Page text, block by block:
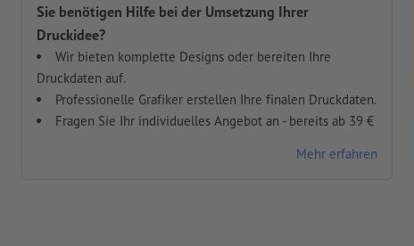
Sie benötigen Hilfe bei der Umsetzung Ihrer
Druckidee?
Wir bieten komplette Designs oder bereiten Ihre
Druckdaten auf.
Professionelle Grafiker erstellen Ihre finalen Druckdaten.
Fragen Sie Ihr individuelles Angebot an - bereits ab 39 €
Mehr erfahren